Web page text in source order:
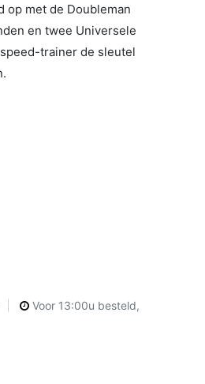
op met de Doubleman
en twee Universele
trainer de sleutel
Voor 13:00u besteld,